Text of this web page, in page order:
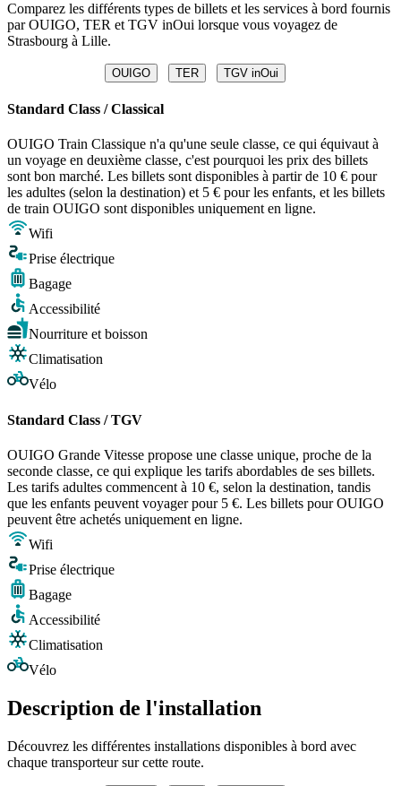
Comparez les différents types de billets et les services à bord fournis
par OUIGO, TER et TGV inOui lorsque vous voyagez de
Strasbourg à Lille.
OUIGO TER TGV inOui
Standard Class / Classical
OUIGO Train Classique n'a qu'une seule classe, ce qui équivaut à
un voyage en deuxième classe, c'est pourquoi les prix des billets
sont bon marché. Les billets sont disponibles à partir de 10 € pour
les adultes (selon la destination) et 5 € pour les enfants, et les billets
de train OUIGO sont disponibles uniquement en ligne.
Wifi
Prise électrique
Bagage
Accessibilité
Nourriture et boisson
Climatisation
Vélo
Standard Class / TGV
OUIGO Grande Vitesse propose une classe unique, proche de la
seconde classe, ce qui explique les tarifs abordables de ses billets.
Les tarifs adultes commencent à 10 €, selon la destination, tandis
que les enfants peuvent voyager pour 5 €. Les billets pour OUIGO
peuvent être achetés uniquement en ligne.
Wifi
Prise électrique
Bagage
Accessibilité
Climatisation
Vélo
Description de l'installation
Découvrez les différentes installations disponibles à bord avec
chaque transporteur sur cette route.